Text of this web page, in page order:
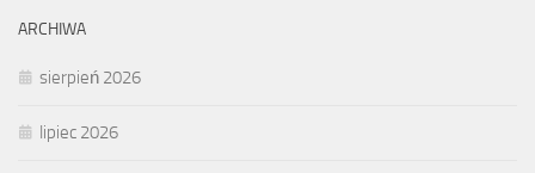
ARCHIWA
sierpień 2026
lipiec 2026